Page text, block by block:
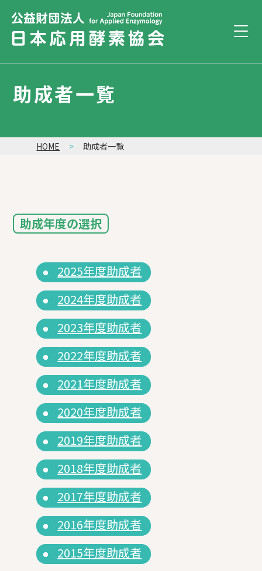
助成者一覧
HOME 助成者一覧
助成年度の選択
2025年度助成者
2024年度助成者
2023年度助成者
2022年度助成者
2021年度助成者
2020年度助成者
2019年度助成者
2018年度助成者
2017年度助成者
2016年度助成者
2015年度助成者